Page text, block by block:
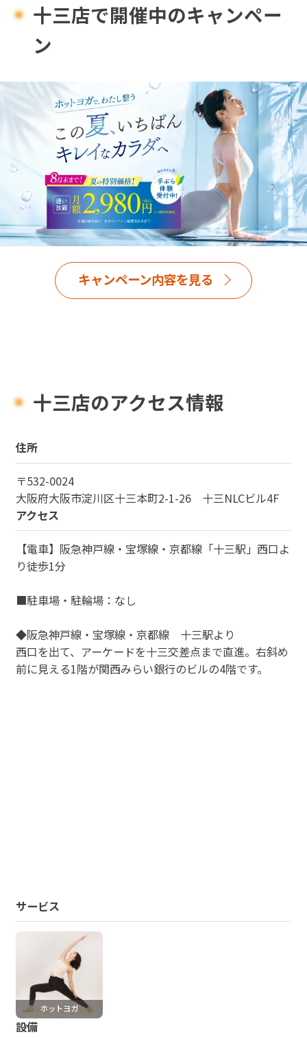
十三店で開催中のキャンペー
ン
キャンペーン内容を見る
十三店のアクセス情報
住所
〒532-0024
大阪府大阪市淀川区十三本町2-1-26 十三NLCビル4F
アクセス
【電車】阪急神戸線・宝塚線・京都線「十三駅」西口よ
り徒歩1分
■駐車場・駐輪場：なし
◆阪急神戸線・宝塚線・京都線 十三駅より
西口を出て、アーケードを十三交差点まで直進。右斜め
前に見える1階が関西みらい銀行のビルの4階です。
サービス
ホットヨガ
設備